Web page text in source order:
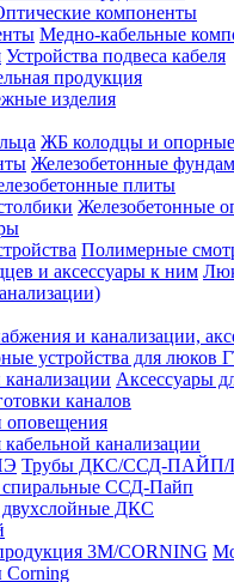
компоненты
Медно-кабельные
Устройства подвеса кабеля
продукция
изделия
ЖБ колодцы и опорные
Железобетонные
плиты
Железобетонные
Полимерные
и канализации,
устройства для
Аксессуары
каналов
оповещения
канализации
Трубы ДКС/ССД-
ССД-Пайп
ДКС
Corning